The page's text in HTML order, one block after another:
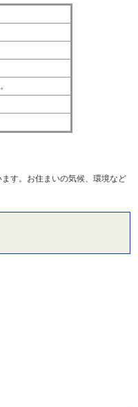
す。お住まいの気候、環境など